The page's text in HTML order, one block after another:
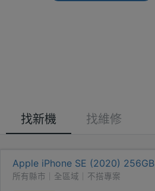
找新機 找維修
Apple iPhone SE (2020) 256GB
所有縣市｜全區域｜不搭專案